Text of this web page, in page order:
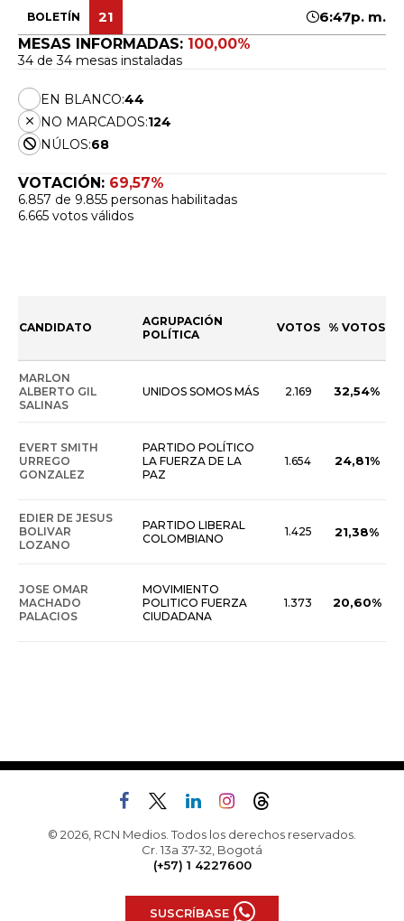
BOLETÍN 21
6:47p. m.
MESAS INFORMADAS: 100,00%
34 de 34 mesas instaladas
EN BLANCO:44
NO MARCADOS:124
NÚLOS:68
VOTACIÓN: 69,57%
6.857 de 9.855 personas habilitadas
6.665 votos válidos
CANDIDATO
AGRUPACIÓN
POLÍTICA
VOTOS % VOTOS
MARLON
ALBERTO GIL
SALINAS
UNIDOS SOMOS MÁS 2.169 32,54%
EVERT SMITH
URREGO
GONZALEZ
PARTIDO POLÍTICO
LA FUERZA DE LA
PAZ
1.654 24,81%
EDIER DE JESUS
BOLIVAR
LOZANO
PARTIDO LIBERAL
COLOMBIANO
1.425 21,38%
JOSE OMAR
MACHADO
PALACIOS
MOVIMIENTO
POLITICO FUERZA
CIUDADANA
1.373 20,60%
© 2026, RCN Medios. Todos los derechos reservados.
Cr. 13a 37-32, Bogotá
(+57) 1 4227600
SUSCRÍBASE